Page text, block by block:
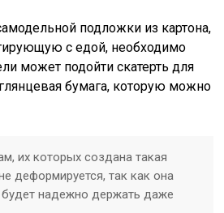
подложки из картона,
с едой, необходимо
может подойти скатерть для
бумага, которую можно
их которых создана такая
деформируется, так как она
надежно держать даже